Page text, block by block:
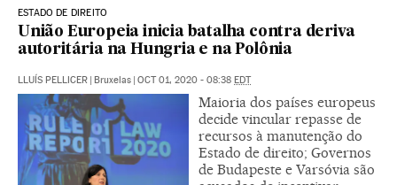
ESTADO DE DIREITO
União Europeia inicia batalha contra deriva
autoritária na Hungria e na Polônia
LLUÍS PELLICER | Bruxelas | OCT 01, 2020 - 08:38 EDT
Maioria dos países europeus
decide vincular repasse de
recursos à manutenção do
Estado de direito; Governos
de Budapeste e Varsóvia são